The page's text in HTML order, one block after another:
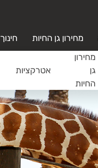
מחירון גן החיות חינוך
מחירון
גן
החיות
אטרקציות